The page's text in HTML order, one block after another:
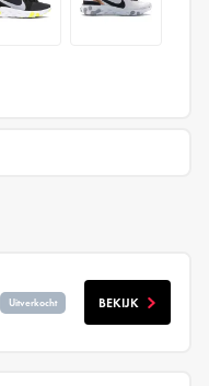
Uitverkocht BEKIJK